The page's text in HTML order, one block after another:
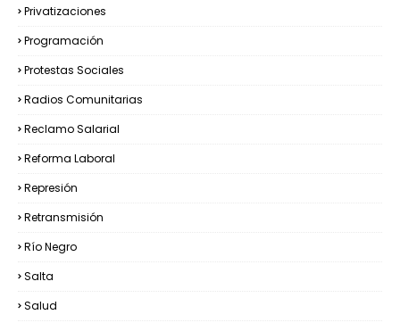
Privatizaciones
Programación
Protestas Sociales
Radios Comunitarias
Reclamo Salarial
Reforma Laboral
Represión
Retransmisión
Río Negro
Salta
Salud